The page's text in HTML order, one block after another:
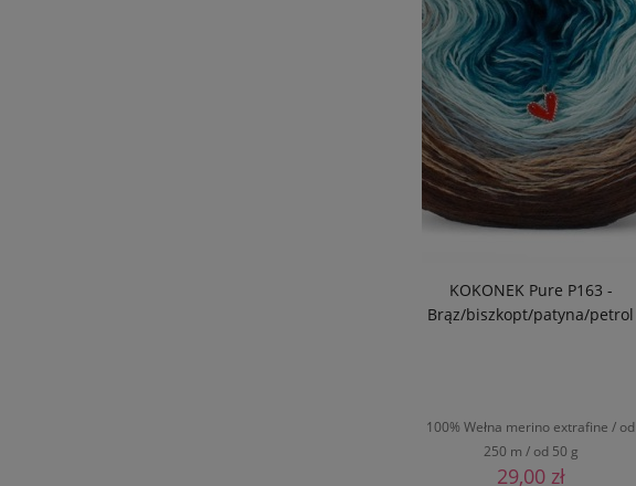
KOKONEK Pure P163 -
Brąz/biszkopt/patyna/petrol
100% Wełna merino extrafine / od
250 m / od 50 g
29,00 zł